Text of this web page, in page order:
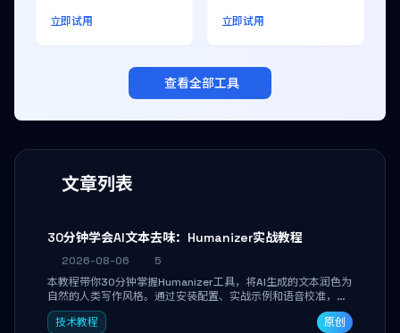
文章列表
30分钟学会AI文本去味：Humanizer实战教程
2026-08-06
5
本教程带你30分钟掌握Humanizer工具，将AI生成的文本润色为
自然的人类写作风格。通过安装配置、实战示例和语音校准，让
你的内容告别AI痕迹，匹配个人写作习惯，适合内容创作者和技
术博主。
技术教程 原创
立即试用 立即试用
查看全部工具